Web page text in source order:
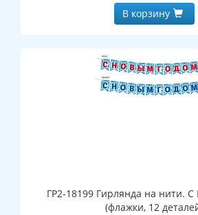
В корзину
ГР2-18199 Гирлянда на нити.
(флажки, 12